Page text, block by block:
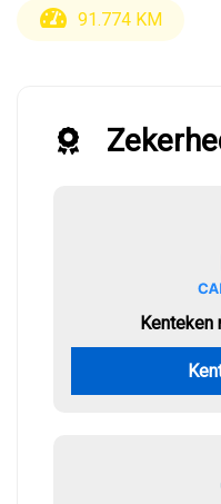
91.774 KM
Kenteken